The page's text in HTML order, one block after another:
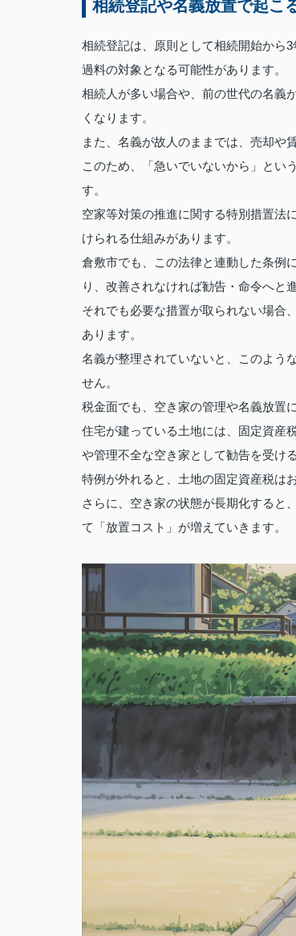
相続登記や名義放置で起こ
相続登記は、原則として相続開始から
過料の対象となる可能性があります。
相続人が多い場合や、前の世代の名義
くなります。
また、名義が故人のままでは、売却や
このため、「急いでいないから」とい
す。
空家等対策の推進に関する特別措置法
けられる仕組みがあります。
倉敷市でも、この法律と連動した条例
り、改善されなければ勧告・命令へと
それでも必要な措置が取られない場合
あります。
名義が整理されていないと、このよう
せん。
税金面でも、空き家の管理や名義放置
住宅が建っている土地には、固定資産
や管理不全な空き家として勧告を受け
特例が外れると、土地の固定資産税は
さらに、空き家の状態が長期化すると
て「放置コスト」が増えていきます。